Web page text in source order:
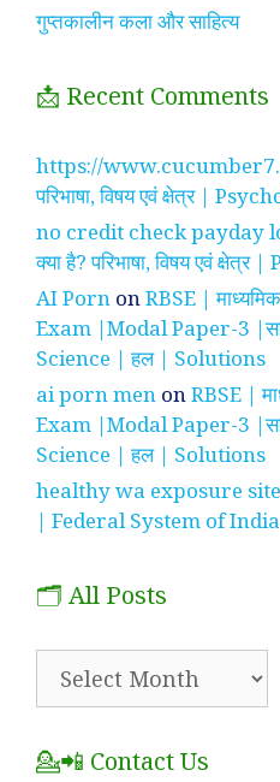
गुप्तकालीन कला और साहित्य
📩 Recent Comments
https://
परिभाषा, विषय एवं क्षेत्र |
no credit check payday
क्या है? परिभाषा, विषय एवं
AI Porn onRBSE |
Exam |Modal Paper-3
Science | हल | Solutions
ai porn men onRBSE |
Exam |Modal Paper-3
Science | हल | Solutions
healthy wa exposure
| Federal System of India
🗂️ All Posts
💁📲 Contact Us